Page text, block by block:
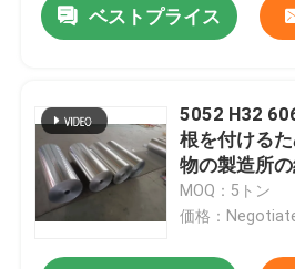
ベストプライス
5052 H32
根を付ける
物の製造所
ウム コイル
MOQ：5トン
価格：